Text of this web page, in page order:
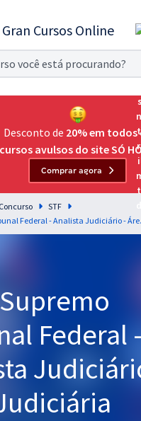
Ilimitada 11
os cursos. Teste grátis por 7 dias!
OAB Até Passar
a toda preparação para o Exame da
Multiprofissionais
e intensiva para as principais
saúde do Brasil
Desconto de 20% em todos
cursos avulsos do site SÓ
Comprar agora
STF
STF -
Federal -